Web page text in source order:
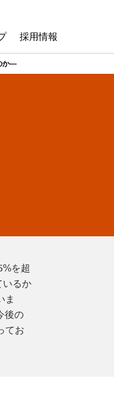
採用情報
か―
を超
いるか
ま
後の
てお